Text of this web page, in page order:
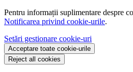
Pentru informații suplimentare despre
Notificarea privind cookie-urile.
Setări gestionare cookie-uri
Acceptare toate cookie-urile
Reject all cookies